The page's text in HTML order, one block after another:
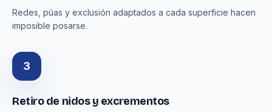
Redes, púas y exclusión adaptados a cada superficie hacen
imposible posarse.
3
Retiro de nidos y excrementos